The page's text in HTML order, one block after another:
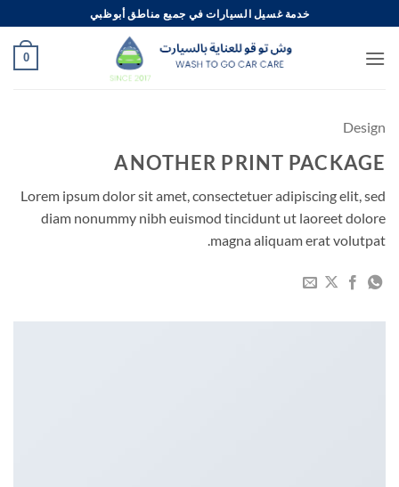
للمحتوى
خدمة غسيل السيارات في جميع مناطق أبوظبي
0
Design
ANOTHER PRINT PACKAGE
Lorem ipsum dolor sit amet, consectetuer adipiscing elit, sed
diam nonummy nibh euismod tincidunt ut laoreet dolore
magna aliquam erat volutpat.